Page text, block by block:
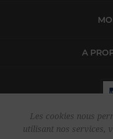
A
Les cookies nous
utilisant nos services,